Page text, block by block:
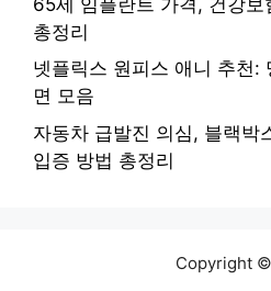
총정리
넷플릭스 원피스 애니 추천:
면 모음
자동차 급발진 의심, 블랙박
입증 방법 총정리
Copyright